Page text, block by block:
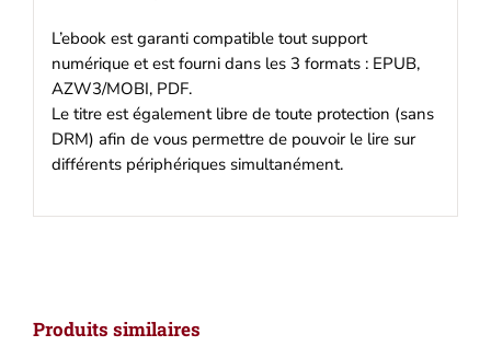
L’ebook est garanti compatible tout support
numérique et est fourni dans les 3 formats : EPUB,
AZW3/MOBI, PDF.
Le titre est également libre de toute protection (sans
DRM) afin de vous permettre de pouvoir le lire sur
différents périphériques simultanément.
Produits similaires